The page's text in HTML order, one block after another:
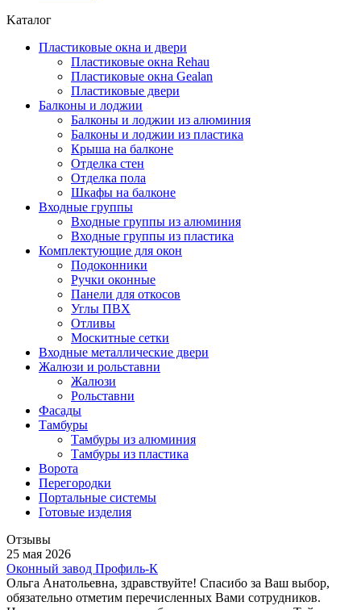
Kаталог
Пластиковые окна и двери
Пластиковые окна Rehau
Пластиковые окна Gealan
Пластиковые двери
Балконы и лоджии
Балконы и лоджии из алюминия
Балконы и лоджии из пластика
Крыша на балконе
Отделка стен
Отделка пола
Шкафы на балконе
Входные группы
Входные группы из алюминия
Входные группы из пластика
Комплектующие для окон
Подоконники
Ручки оконные
Панели для откосов
Углы ПВХ
Отливы
Москитные сетки
Входные металлические двери
Жалюзи и рольставни
Жалюзи
Рольставни
Фасады
Тамбуры
Тамбуры из алюминия
Тамбуры из пластика
Ворота
Перегородки
Портальные системы
Готовые изделия
Отзывы
25 мая 2026
Оконный завод Профиль-К
Ольга Анатольевна, здравствуйте! Спасибо за Ваш выбор,
обязательно отметим перечисленных Вами сотрудников.